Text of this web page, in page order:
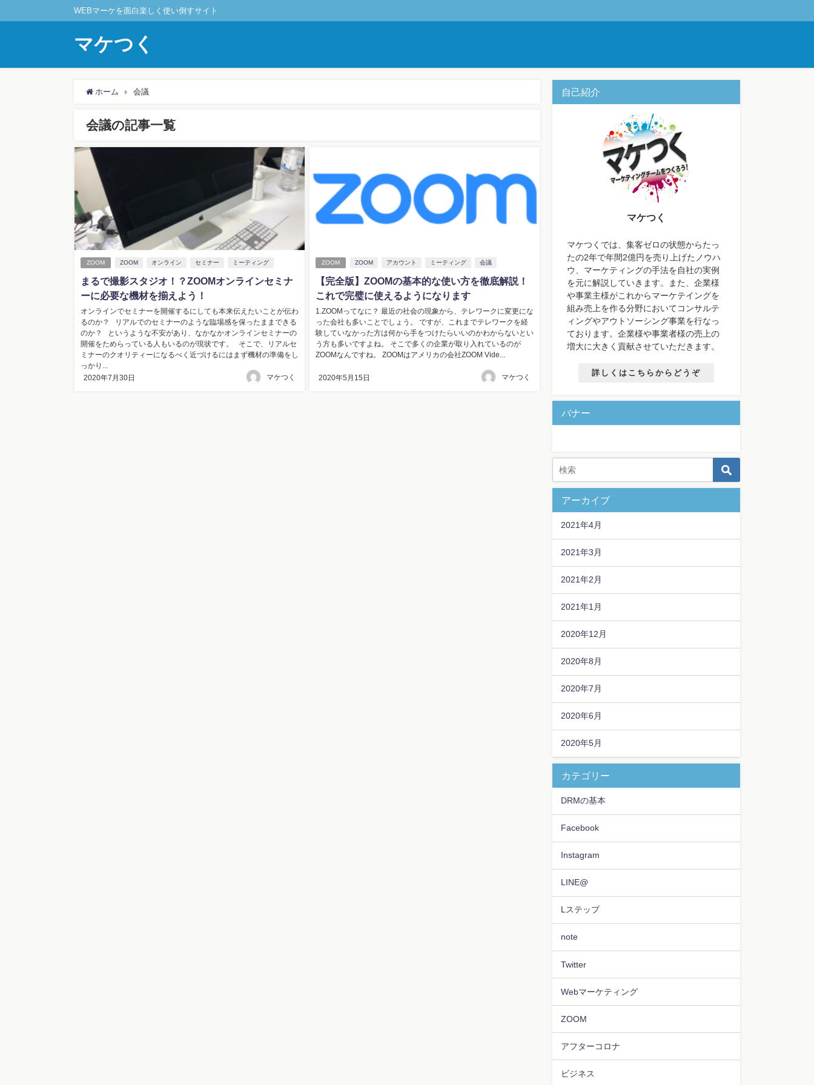
WEBマーケを面白楽しく使い倒すサイト
マケつく
ホーム 会議
会議の記事一覧
ZOOM ZOOM オンライン セミナー ミーティング
まるで撮影スタジオ！？ZOOMオンラインセミナ
ーに必要な機材を揃えよう！
オンラインでセミナーを開催するにしても本来伝えたいことが伝わ
るのか？ リアルでのセミナーのような臨場感を保ったままできる
のか？ というような不安があり、なかなかオンラインセミナーの
開催をためらっている人もいるのが現状です。 そこで、リアルセ
ミナーのクオリティーになるべく近づけるにはまず機材の準備をし
っかり...
2020年7月30日
マケつく
ZOOM ZOOM アカウント ミーティング 会議
【完全版】ZOOMの基本的な使い方を徹底解説！
これで完璧に使えるようになります
1.ZOOMってなに？ 最近の社会の現象から、テレワークに変更にな
った会社も多いことでしょう。 ですが、これまでテレワークを経
験していなかった方は何から手をつけたらいいのかわからないとい
う方も多いですよね。 そこで多くの企業が取り入れているのが
ZOOMなんですね。 ZOOMはアメリカの会社ZOOM Vide...
2020年5月15日 マケつく
自己紹介
マケつく
マケつくでは、集客ゼロの状態からたっ
たの2年で年間2億円を売り上げたノウハ
ウ、マーケティングの手法を自社の実例
を元に解説していきます。また、企業様
や事業主様がこれからマーケテイングを
組み売上を作る分野においてコンサルテ
ィングやアウトソーシング事業を行なっ
ております。企業様や事業者様の売上の
増大に大きく貢献させていただきます。
詳しくはこちらからどうぞ
バナー
アーカイブ
2021年4月
2021年3月
2021年2月
2021年1月
2020年12月
2020年8月
2020年7月
2020年6月
2020年5月
カテゴリー
DRMの基本
Facebook
Instagram
LINE@
Lステップ
note
Twitter
Webマーケティング
ZOOM
アフターコロナ
ビジネス